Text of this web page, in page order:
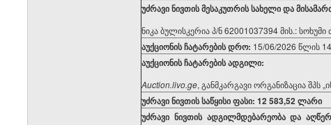
უძრავი ნივთის მესაკუთრის სახელი და
ნიკა ბულისკერია პ/ნ 62001037394 მის.: სოხუმი
აუქციონის ჩატარების დრო: 15/06/2026 წლის
აუქციონის ჩატარების ადგილი:
Auction.livo.ge, განმკარგავი ორგანიზაცია შპს
უძრავი ნივთის საწყისი ფასი: 12 583,52ლარი
უძრავი ნივთის ადგილმდებარეობადა